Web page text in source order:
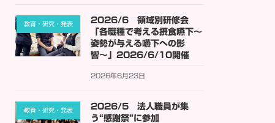
教育・研究・発表
2026/6 領域別研修会
「各職種で考える摂食嚥下〜
姿勢が与える嚥下への影
響〜」2026/6/10開催
2026年6月23日
教育・研究・発表
2026/5 法人職員が集
う“感謝祭”に参加